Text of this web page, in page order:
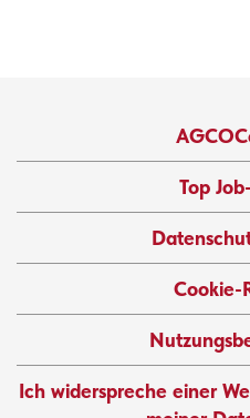
Top
Cookie-
Ich widerspreche einer